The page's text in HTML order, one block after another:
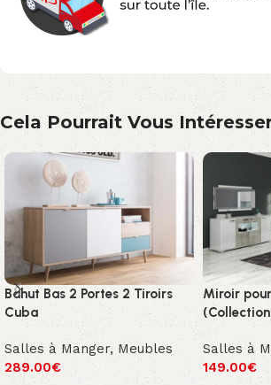
Cela Pourrait Vous
Bahut Bas 2 Portes 2 Tiroirs
Cuba
Salles à Manger, Meubles
289.00€
Miroir
Salles à
149.00€